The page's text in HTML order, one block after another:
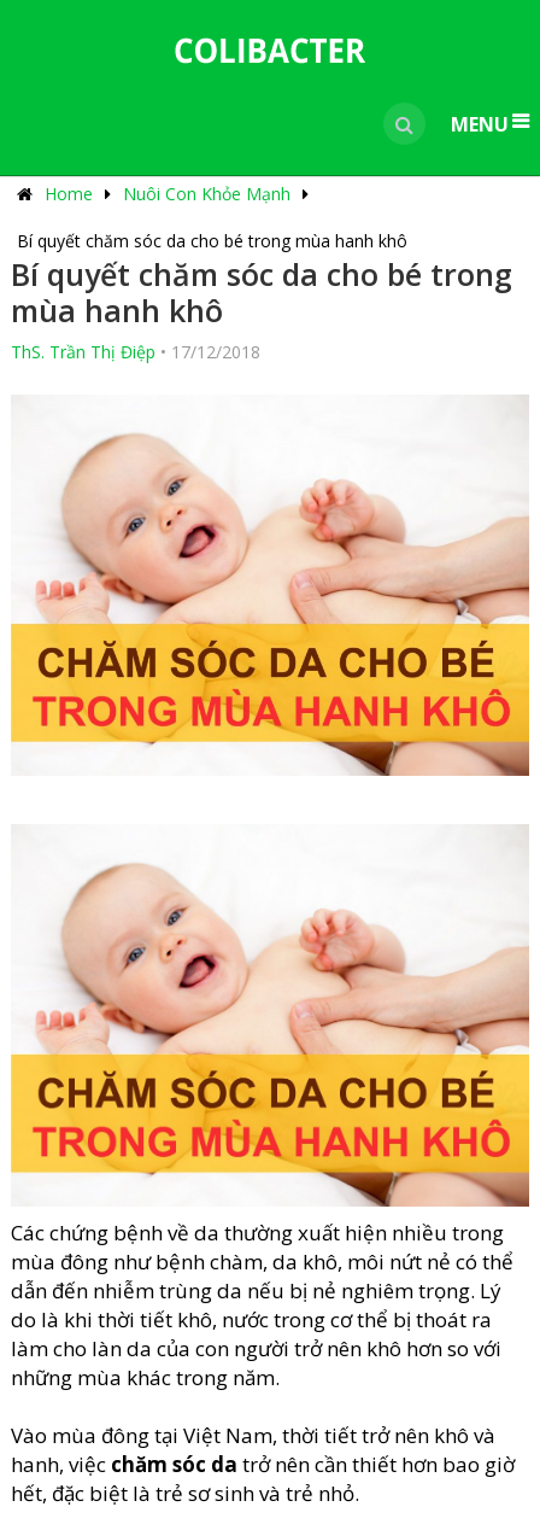
MENU
Home Nuôi Con Khỏe Mạnh
Bí quyết chăm sóc da cho bé trong mùa hanh khô
Bí quyết chăm sóc da cho bé trong
mùa hanh khô
ThS. Trần Thị Điệp • 17/12/2018
Các chứng bệnh về da thường xuất hiện nhiều trong
mùa đông như bệnh chàm, da khô, môi nứt nẻ có thể
dẫn đến nhiễm trùng da nếu bị nẻ nghiêm trọng. Lý
do là khi thời tiết khô, nước trong cơ thể bị thoát ra
làm cho làn da của con người trở nên khô hơn so với
những mùa khác trong năm.
Vào mùa đông tại Việt Nam, thời tiết trở nên khô và
hanh, việc chăm sóc da trở nên cần thiết hơn bao giờ
hết, đặc biệt là trẻ sơ sinh và trẻ nhỏ.